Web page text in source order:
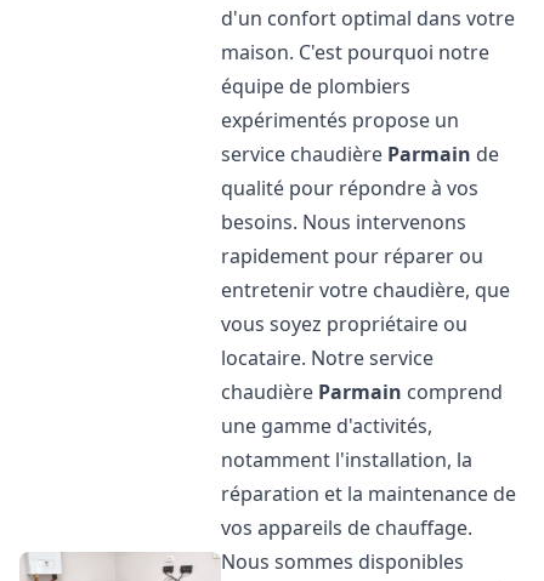
d'un confort optimal dans votre
maison. C'est pourquoi notre
équipe de plombiers
expérimentés propose un
service chaudière Parmain de
qualité pour répondre à vos
besoins. Nous intervenons
rapidement pour réparer ou
entretenir votre chaudière, que
vous soyez propriétaire ou
locataire. Notre service
chaudière Parmain comprend
une gamme d'activités,
notamment l'installation, la
réparation et la maintenance de
vos appareils de chauffage.
Nous sommes disponibles